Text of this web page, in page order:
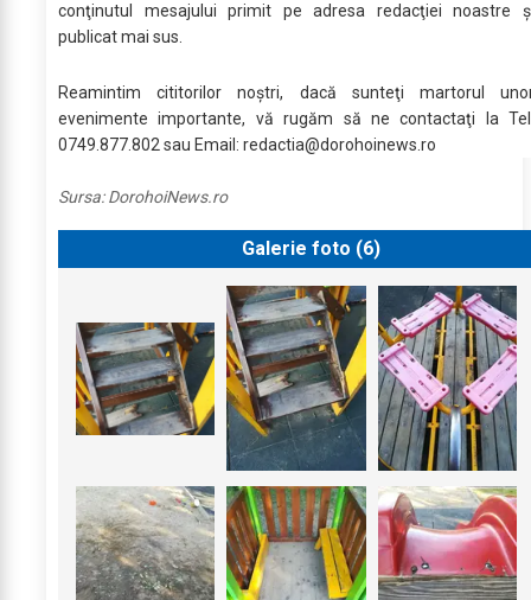
conţinutul mesajului primit pe adresa redacţiei noastre
publicat mai sus.
Reamintim cititorilor noştri, dacă sunteţi martorul
evenimente importante, vă rugăm să ne contactaţi la
0749.877.802 sau Email: redactia@dorohoinews.ro
Sursa:DorohoiNews.ro
Galerie foto (6)